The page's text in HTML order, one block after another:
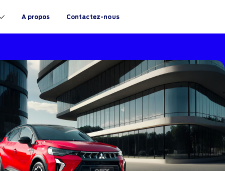
Contactez-nous
A propos